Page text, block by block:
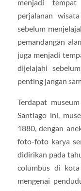
menjadi
perjalanan
sebelum
pemandangan
juga menjadi
dijelajahi
penting jangan
Terdapat
Santiago ini,
1880, dengan
foto-foto karya
didirikan pada
columbus di
mengenai